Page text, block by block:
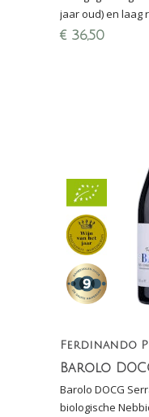
jaar oud) en laag
Ongefilterd met
€ 36,50
Ferdinando
Barolo
Barolo DOCG
biologische